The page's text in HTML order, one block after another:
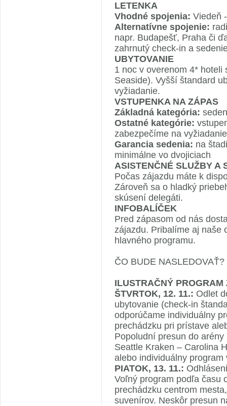
LETENKA
Vhodné spojenia: Viedeň
Alternatívne spojenie:
napr. Budapešť, Praha či
zahrnutý check-in a
UBYTOVANIE
1 noc v overenom 4* hoteli
Seaside). Vyšší štandard
vyžiadanie.
VSTUPENKA NA ZÁPAS
Základná kategória:
Ostatné kategórie:
zabezpečíme na
Garancia sedenia: na
minimálne vo dvojiciach
ASISTENČNÉ SLUŽBY A
Počas zájazdu máte k
Zároveň sa o hladký
skúsení delegáti.
INFOBALÍČEK
Pred zápasom od nás
zájazdu. Pribalíme aj naše
hlavného programu.
ČO BUDE NASLEDOVAŤ?
ILUSTRAČNÝ PROGRAM
ŠTVRTOK, 12. 11.: Odlet
ubytovanie (check-in
odporúčame individuálny
prechádzku pri prístave
Popoludní presun do
Seattle Kraken – Carolina
alebo individuálny
PIATOK, 13. 11.:
Voľný program podľa času
prechádzku centrom
suvenírov. Neskôr presun